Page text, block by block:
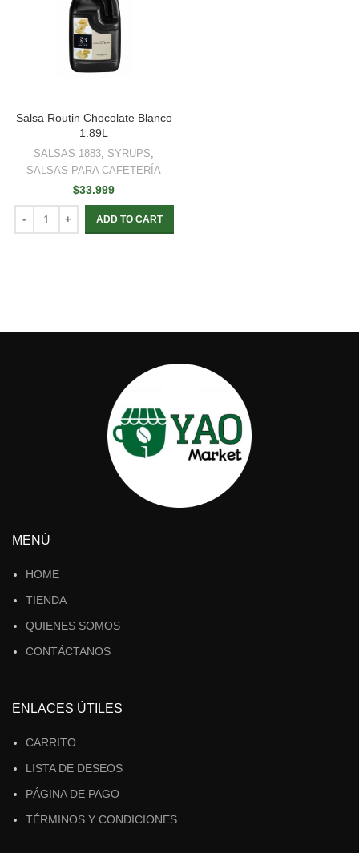
Salsa Routin Chocolate Blanco
1.89L
SALSAS 1883, SYRUPS,
SALSAS PARA CAFETERÍA
$33.999
ADD TO CART
MENÚ
HOME
TIENDA
QUIENES SOMOS
CONTÁCTANOS
ENLACES ÚTILES
CARRITO
LISTA DE DESEOS
PÁGINA DE PAGO
TÉRMINOS Y CONDICIONES